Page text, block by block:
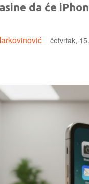
da će
četvrtak,